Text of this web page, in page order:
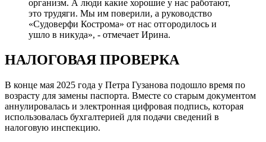
организм. А люди какие хорошие у нас работают,
это трудяги. Мы им поверили, а руководство
«Судоверфи Кострома» от нас отгородилось и
ушло в никуда», - отмечает Ирина.
НАЛОГОВАЯ ПРОВЕРКА
В конце мая 2025 года у Петра Гузанова подошло время по
возрасту для замены паспорта. Вместе со старым документом
аннулировалась и электронная цифровая подпись, которая
использовалась бухгалтерией для подачи сведений в
налоговую инспекцию.